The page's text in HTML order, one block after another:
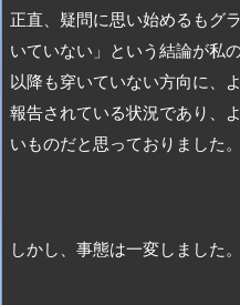
正直、疑問に思い始めるもグ
いていない」という結論が私
以降も穿いていない方向に、
報告されている状況であり、
いものだと思っておりました。
しかし、事態は一変しました。